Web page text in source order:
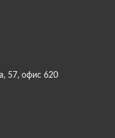
57, офис 620